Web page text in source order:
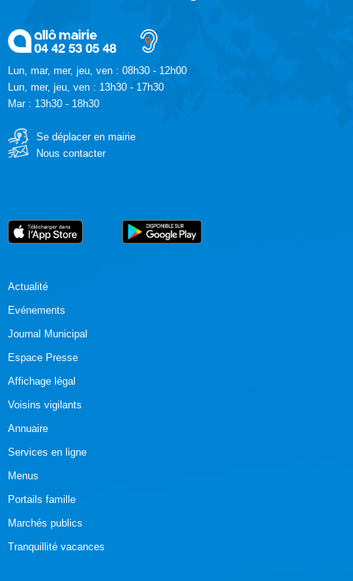
Lun, mar, mer, jeu, ven : 08h30 - 12h00
Lun, mer, jeu, ven : 13h30 - 17h30
Mar : 13h30 - 18h30
Se déplacer en mairie
Nous contacter
Actualité
Evénements
Journal Municipal
Espace Presse
Affichage légal
Voisins vigilants
Annuaire
Services en ligne
Menus
Portails famille
Marchés publics
Tranquillité vacances